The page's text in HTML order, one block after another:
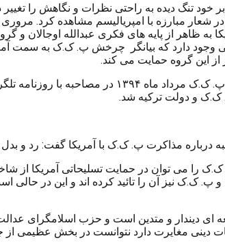
خود تنگ دیده به راحتی نظرات و نگاهش را
شعار مبارزه با امپریالیسم مشاهده کرد.
به ظاهر از پایه های فکری عبدالله اوجالان
وجود دارد که بیانگر چرخش پ. ک.ک به سمت
این گروه حمایت می کند.
جمیل بائیک از سران گروه پ. ک.ک
و دولت ترکیه شد.
درباره مذاکرت پ. ک.ک با آمریکا گفت: رد و بدل
را می توان در حمایت تسلیحاتی آمریکا از
پ. ک.ک نیز آن را تائید کرده اند و این در
ای دیندار و متدین است و حزب اسلامگرای
دینی مغایرت دارد نتوانست در بخش عظیمی از